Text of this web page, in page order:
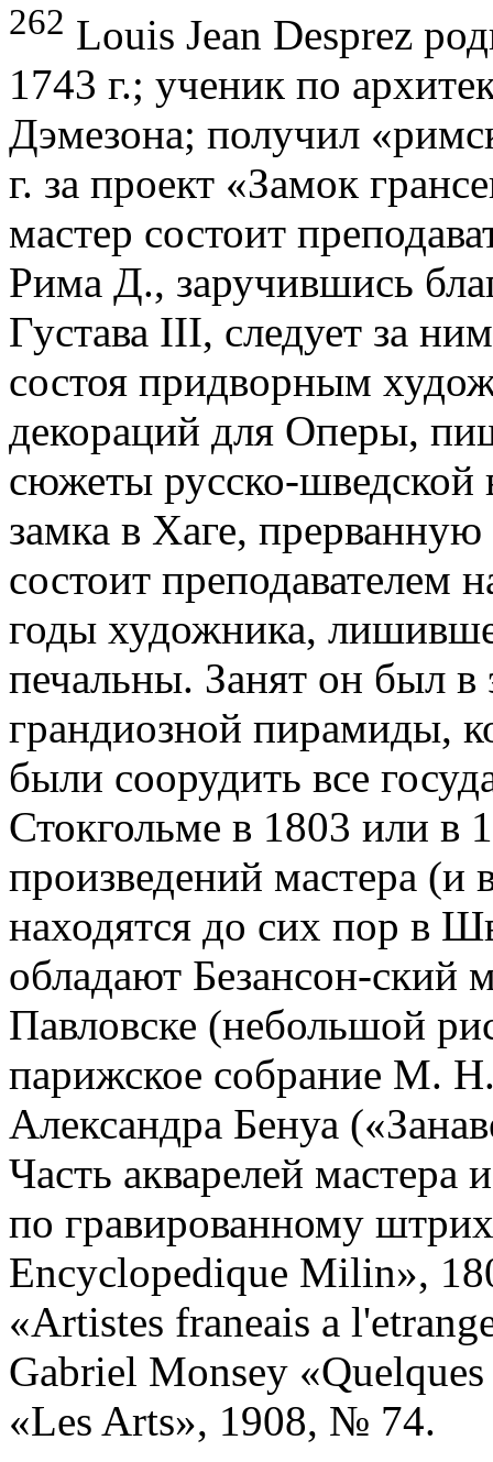
262 Louis Jean Desprez
1743 г.; ученик по
Дэмезона; получил
г. за проект «Замок
мастер состоит
Рима Д., заручившись
Густава III, следует за
состоя при­дворным
декораций для Оперы,
сюжеты русско-шведской
замка в Хаге,
состоит преподавателем
годы художника,
пе­чальны. Занят он был в
грандиозной пирамиды,
были соорудить все
Стокгольме в 1803 или в
произведений мастера (и
находятся до сих пор в
обладают Безансон-ский
Павловске (небольшой
парижское собрание М.
Александра Бенуа
Часть акварелей
по гравированному
Encyclopedique Milin»,
«Artistes franeais a
Gabriel Monsey
«Les Arts», 1908, № 74.